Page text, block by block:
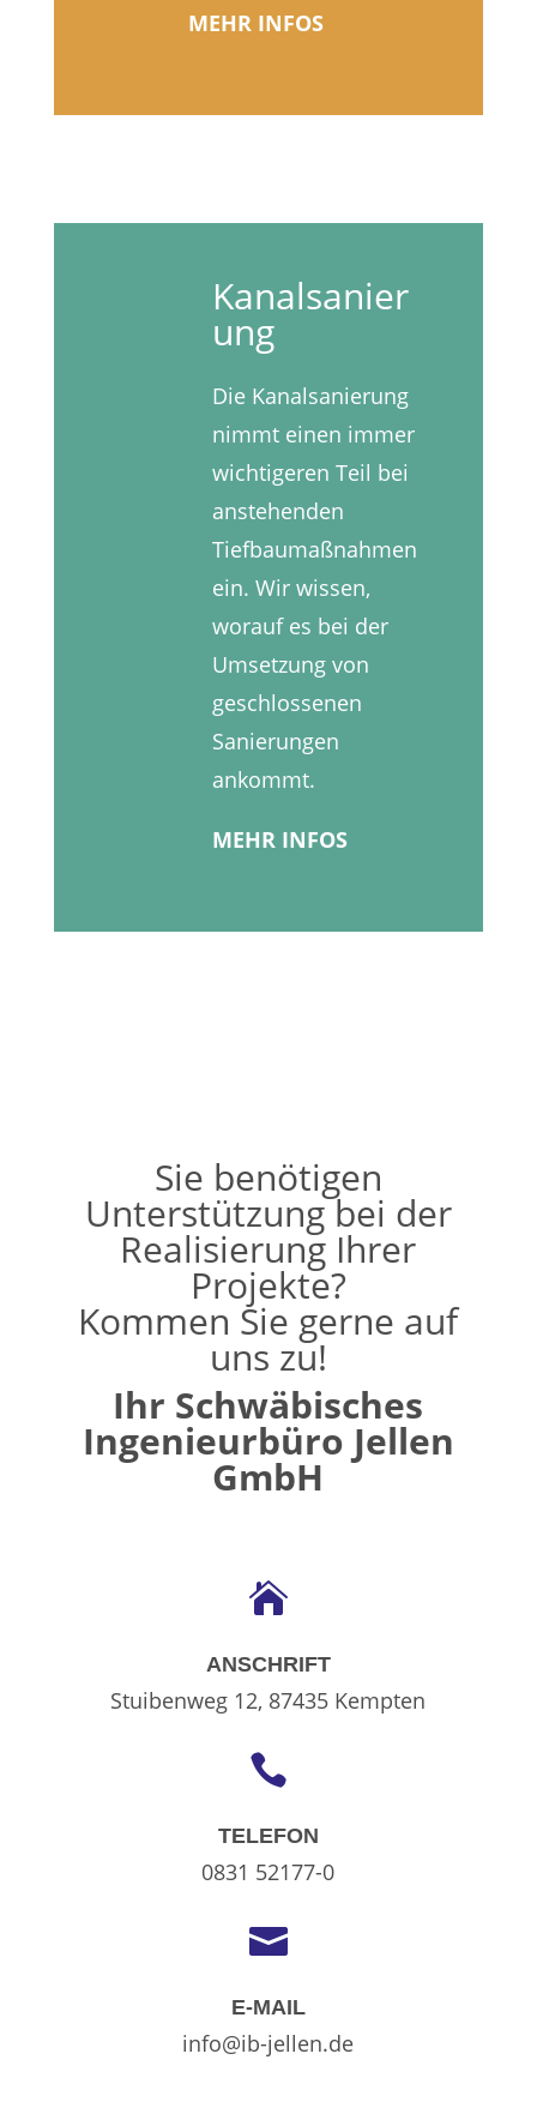
MEHR INFOS
Kanalsanier
ung
Die Kanalsanierung
nimmt einen immer
wichtigeren Teil bei
anstehenden
Tiefbaumaßnahmen
ein. Wir wissen,
worauf es bei der
Umsetzung von
geschlossenen
Sanierungen
ankommt.
MEHR INFOS
Sie benötigen
Unterstützung bei der
Realisierung Ihrer
Projekte?
Kommen Sie gerne auf
uns zu!
Ihr Schwäbisches
Ingenieurbüro Jellen
GmbH

ANSCHRIFT
Stuibenweg 12, 87435 Kempten

TELEFON
0831 52177-0

E-MAIL
info@ib-jellen.de